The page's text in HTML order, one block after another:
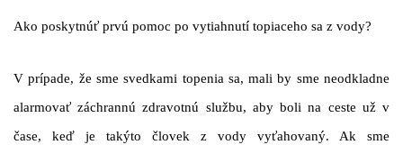
Ako poskytnúť prvú pomoc po vytiahnutí topiaceho sa z vody?
V prípade, že sme svedkami topenia sa, mali by sme neodkladne
alarmovať záchrannú zdravotnú službu, aby boli na ceste už v
čase, keď je takýto človek z vody vyťahovaný. Ak sme